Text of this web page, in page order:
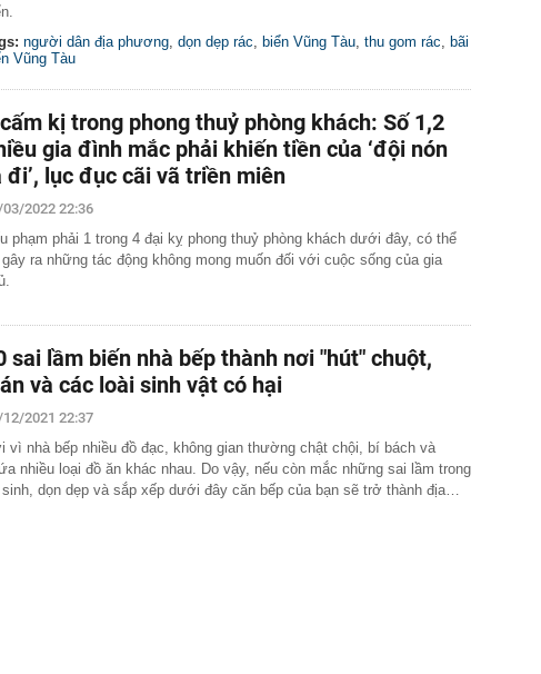
giảm thuế tiêu dùng sau gần 40 năm
người dân địa phương, dọn dẹp rác, biển Vũng Tàu, thu gom rác, bãi
Vũng Tàu
kị trong phong thuỷ phòng khách: Số 1,2
gia đình mắc phải khiến tiền của ‘đội nón
đi’, lục đục cãi vã triền miên
2022 22:36
phạm phải 1 trong 4 đại kỵ phong thuỷ phòng khách dưới đây, có thể
ra những tác động không mong muốn đối với cuộc sống của gia
sai lầm biến nhà bếp thành nơi "hút" chuột,
và các loài sinh vật có hại
12/2021 22:37
vì nhà bếp nhiều đồ đạc, không gian thường chật chội, bí bách và
nhiều loại đồ ăn khác nhau. Do vậy, nếu còn mắc những sai lầm trong
dọn dẹp và sắp xếp dưới đây căn bếp của bạn sẽ trở thành địa…